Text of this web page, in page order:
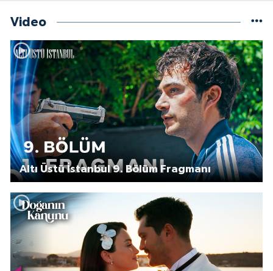
Video
Altı Üstü İstanbul 9. Bölüm Fragmanı